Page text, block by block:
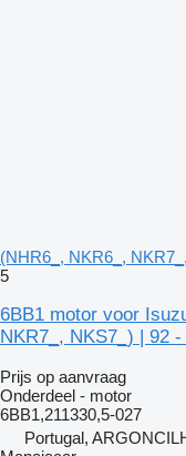
(NHR6_, NKR6_,
5
6BB1 motor voor
NKR7_, NKS7_) | 92
Prijs op aanvraag
Onderdeel - motor
6BB1,211330,5-027
Portugal,